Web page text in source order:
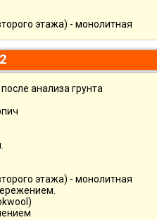
этажа) - монолитная
анализа грунта
этажа) - монолитная